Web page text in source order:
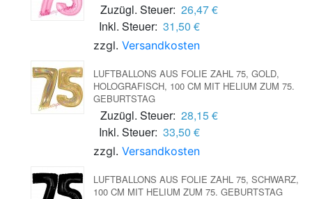
Zuzügl. Steuer: 26,47 €
Inkl. Steuer: 31,50 €
zzgl. Versandkosten
LUFTBALLONS AUS FOLIE ZAHL 75, GOLD,
HOLOGRAFISCH, 100 CM MIT HELIUM ZUM 75.
GEBURTSTAG
Zuzügl. Steuer: 28,15 €
Inkl. Steuer: 33,50 €
zzgl. Versandkosten
LUFTBALLONS AUS FOLIE ZAHL 75, SCHWARZ,
100 CM MIT HELIUM ZUM 75. GEBURTSTAG